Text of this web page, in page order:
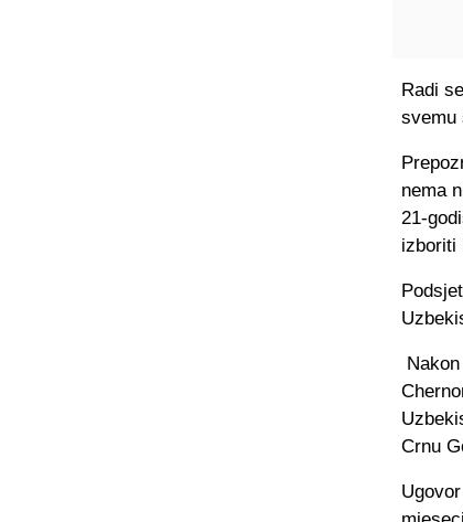
Radi
svemu
nema
21-
izboriti
Crnu